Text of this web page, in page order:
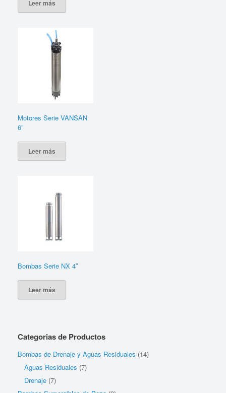
Leer más
Motores Serie VANSAN
6″
Leer más
Bombas Serie NX 4″
Leer más
Categorias de Productos
Bombas de Drenaje y Aguas Residuales (14)
Aguas Residuales (7)
Drenaje (7)